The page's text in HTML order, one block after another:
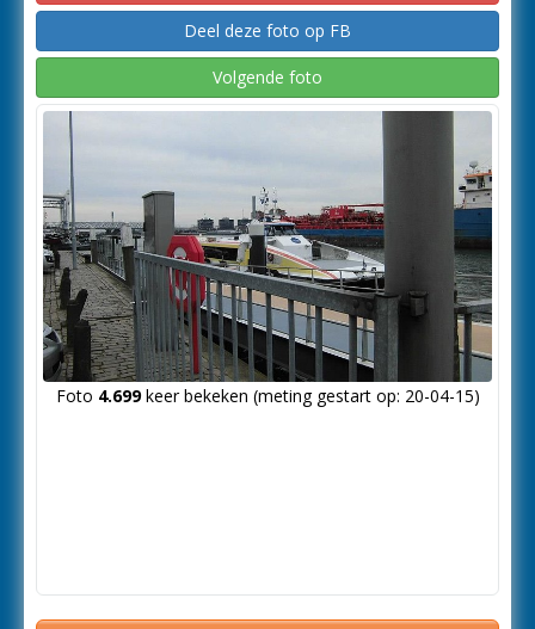
Deel deze foto op FB
Volgende foto
Foto 4.699keer bekeken (meting gestart op: 20-04-15)